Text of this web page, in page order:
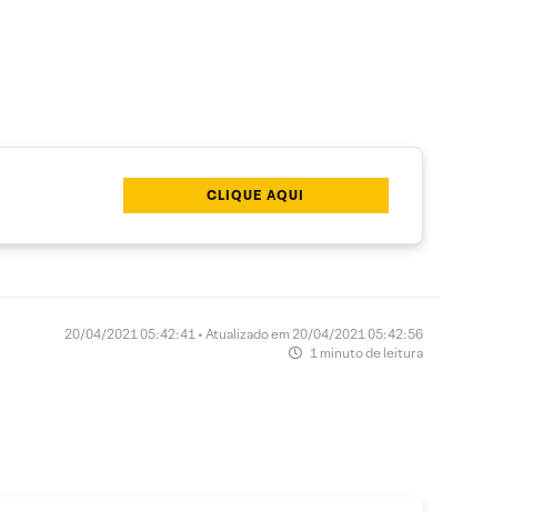
CLIQUE AQUI
20/04/2021 05:42:41 • Atualizado em 20/04/2021 05:42:56
1 minuto de leitura